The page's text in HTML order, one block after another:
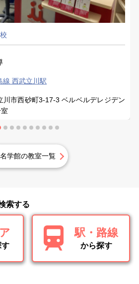
線 西武立川駅
川市西砂町3-17-3 ベルベルデレジデン
名学館の教室一覧
索する
駅・路線
から探す